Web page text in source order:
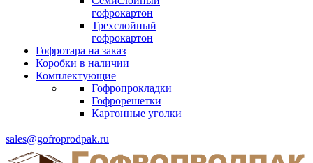
гофрокартон
Трехслойный
гофрокартон
Гофротара на заказ
Коробки в наличии
Комплектующие
Гофропрокладки
Гофрорешетки
Картонные уголки
sales@gofroprodpak.ru